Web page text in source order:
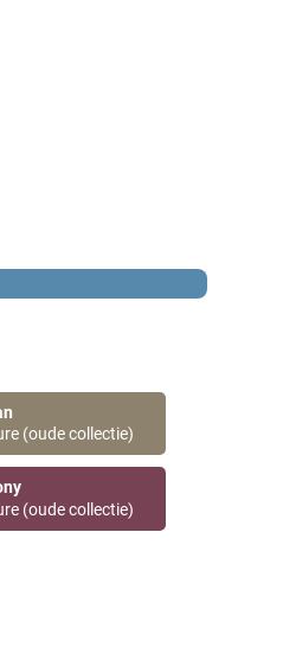
(oude collectie)
(oude collectie)